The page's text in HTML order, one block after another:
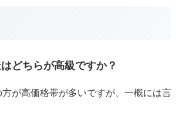
どちらが高級ですか？
が高価格帯が多いですが、一概には言